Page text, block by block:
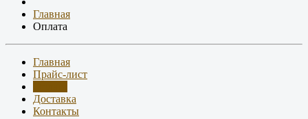
Главная
Оплата
Главная
Прайс-лист
Доставка
Контакты